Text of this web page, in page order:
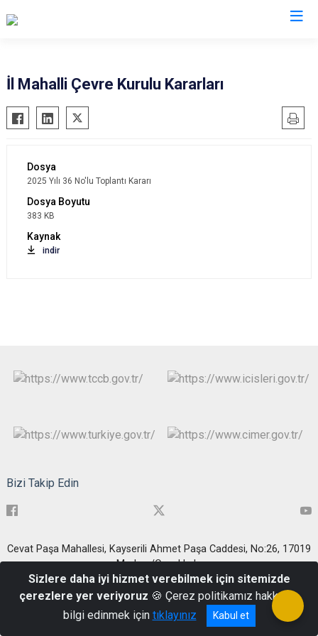
İl Mahalli Çevre Kurulu Kararları
2025 Yılı 36 No'lu Toplantı Kararı
383 KB
indir
Bizi Takip Edin
Cevat Paşa Mahallesi, Kayserili Ahmet Paşa Caddesi, No:26, 17019
Merkez/Çanakkale
0286 217 1999
Sizlere daha iyi hizmet verebilmek için sitemizde
çerezlere yer veriyoruz 🍪 Çerez politikamız hakkında
bilgi edinmek için tıklayınız Kabul et